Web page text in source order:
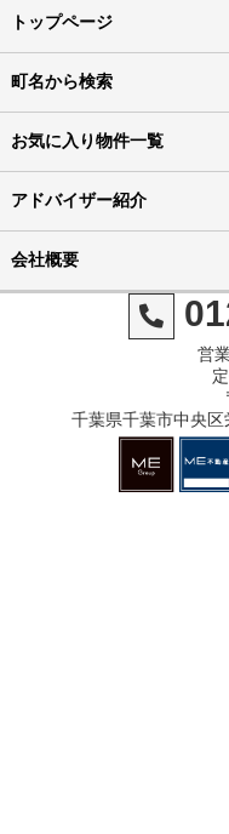
トップページ
町名から検索
お気に入り物件一覧
アドバイザー紹介
会社概要
営
千葉県千葉市中央